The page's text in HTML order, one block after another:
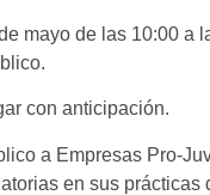
mayo de las 10:00 a
con anticipación.
a Empresas Pro-
en sus prácticas